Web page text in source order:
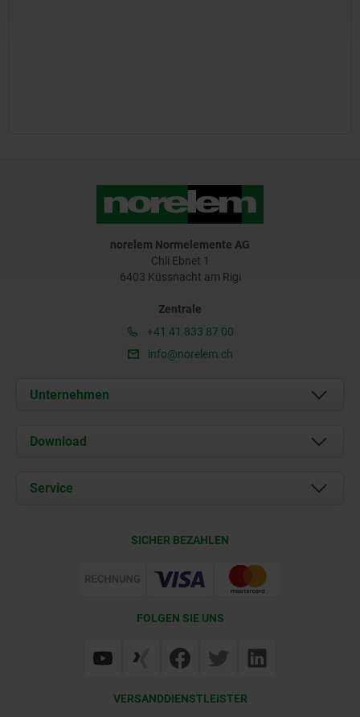
norelem Normelemente AG
Chli Ebnet 1
6403 Küssnacht am Rigi
Zentrale
+41 41 833 87 00
info@norelem.ch
Unternehmen
Über uns
Kontakt
Download
Dokumente
Service
SICHER BEZAHLEN
FOLGEN SIE UNS
VERSANDDIENSTLEISTER